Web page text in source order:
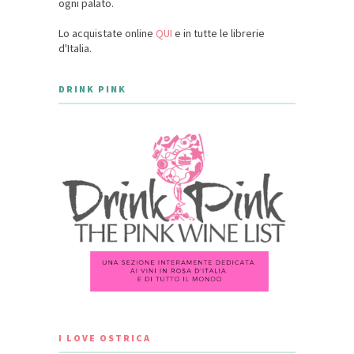
ogni palato.
Lo acquistate online QUI e in tutte le librerie
d'Italia.
DRINK PINK
I LOVE OSTRICA